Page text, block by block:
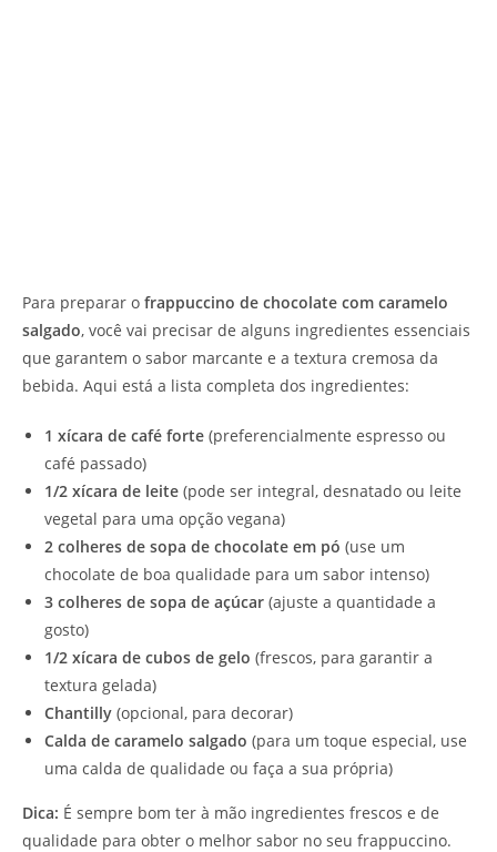
Para preparar o frappuccino de chocolate com caramelo
salgado, você vai precisar de alguns ingredientes essenciais
que garantem o sabor marcante e a textura cremosa da
bebida. Aqui está a lista completa dos ingredientes:
1 xícara de café forte (preferencialmente espresso ou
café passado)
1/2 xícara de leite (pode ser integral, desnatado ou leite
vegetal para uma opção vegana)
2 colheres de sopa de chocolate em pó (use um
chocolate de boa qualidade para um sabor intenso)
3 colheres de sopa de açúcar (ajuste a quantidade a
gosto)
1/2 xícara de cubos de gelo (frescos, para garantir a
textura gelada)
Chantilly (opcional, para decorar)
Calda de caramelo salgado (para um toque especial, use
uma calda de qualidade ou faça a sua própria)
Dica: É sempre bom ter à mão ingredientes frescos e de
qualidade para obter o melhor sabor no seu frappuccino.